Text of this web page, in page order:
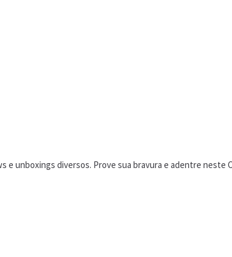
e unboxings diversos. Prove sua bravura e adentre neste